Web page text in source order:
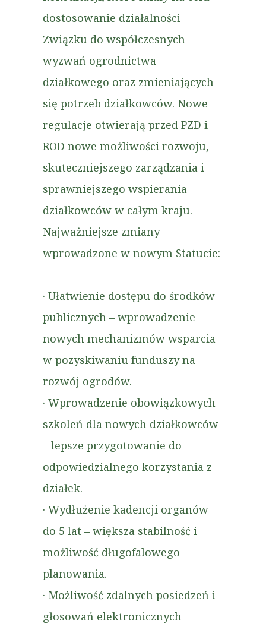
dostosowanie działalności
Związku do współczesnych
wyzwań ogrodnictwa
działkowego oraz zmieniających
się potrzeb działkowców. Nowe
regulacje otwierają przed PZD i
ROD nowe możliwości rozwoju,
skuteczniejszego zarządzania i
sprawniejszego wspierania
działkowców w całym kraju.
Najważniejsze zmiany
wprowadzone w nowym Statucie:
· Ułatwienie dostępu do środków
publicznych – wprowadzenie
nowych mechanizmów wsparcia
w pozyskiwaniu funduszy na
rozwój ogrodów.
· Wprowadzenie obowiązkowych
szkoleń dla nowych działkowców
– lepsze przygotowanie do
odpowiedzialnego korzystania z
działek.
· Wydłużenie kadencji organów
do 5 lat – większa stabilność i
możliwość długofalowego
planowania.
· Możliwość zdalnych posiedzeń i
głosowań elektronicznych –